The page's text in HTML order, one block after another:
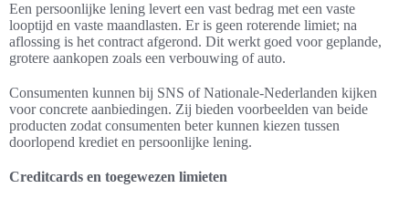
Een persoonlijke lening levert een vast bedrag met een vaste
looptijd en vaste maandlasten. Er is geen roterende limiet; na
aflossing is het contract afgerond. Dit werkt goed voor geplande,
grotere aankopen zoals een verbouwing of auto.
Consumenten kunnen bij SNS of Nationale-Nederlanden kijken
voor concrete aanbiedingen. Zij bieden voorbeelden van beide
producten zodat consumenten beter kunnen kiezen tussen
doorlopend krediet en persoonlijke lening.
Creditcards en toegewezen limieten